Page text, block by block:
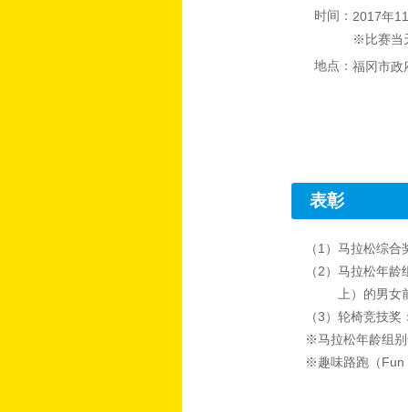
时间： 2017年
※比赛当
地点： 福冈市政
表彰
（1）马拉松综
（2）马拉松年
上）的男
（3）轮椅竞技
※马拉松年龄组
※趣味路跑（Fun